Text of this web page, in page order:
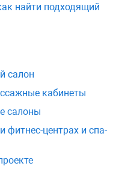
найти подходящий
салон
кабинеты
салоны
центрах и спа-